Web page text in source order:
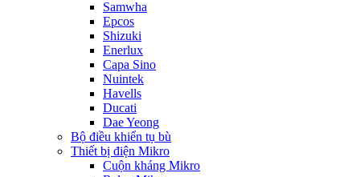
Samwha
Epcos
Shizuki
Enerlux
Capa Sino
Nuintek
Havells
Ducati
Dae Yeong
Bộ điều khiển tụ bù
Thiết bị điện Mikro
Cuộn kháng Mikro